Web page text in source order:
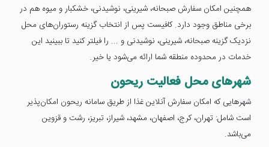
همچنین امکان سفارش صبحانه، شیرینی، نوشیدنی، خشکبار و میوه هم در
برخی مناطق وجود دارد. کافیست پس از انتخاب گزینه رستوران‌های محل
نزدیک گزینه صبحانه، شیرینی، نوشیدنی و ... را فیلتر کنید تا ببینید این
خدمات در محدوده منطقه شما ارائه می‌شود یا خیر.
شهرهای محل فعالیت ریحون
شهرهایی که امکان سفارش آنلاین غذا از طریق سامانه ریحون امکان‌پذیر
است شامل: تهران، کرج، اصفهان، مشهد، شیراز، تبریز، رشت و قزوین
می‌باشد.